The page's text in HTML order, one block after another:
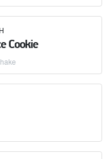
Cookie